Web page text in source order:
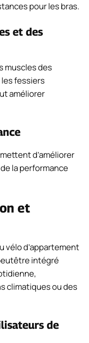
pour les bras.
et des
muscles des
fessiers
améliorer
d’améliorer
la performance
et
vélo d’appartement
intégré
climatiques ou des
de